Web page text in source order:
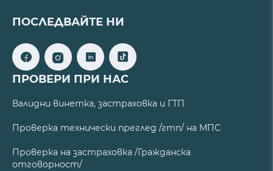
ПОСЛЕДВАЙТЕ НИ
ПРОВЕРИ ПРИ НАС
Валидни винетка, застраховка и ГТП
Проверка технически преглед /гтп/ на МПС
Проверка на застраховка /Гражданска
отговорност/